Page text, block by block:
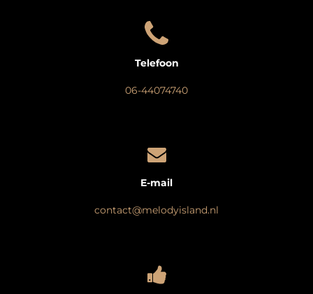
Telefoon
06-44074740
E-mail
contact@melodyisland.nl